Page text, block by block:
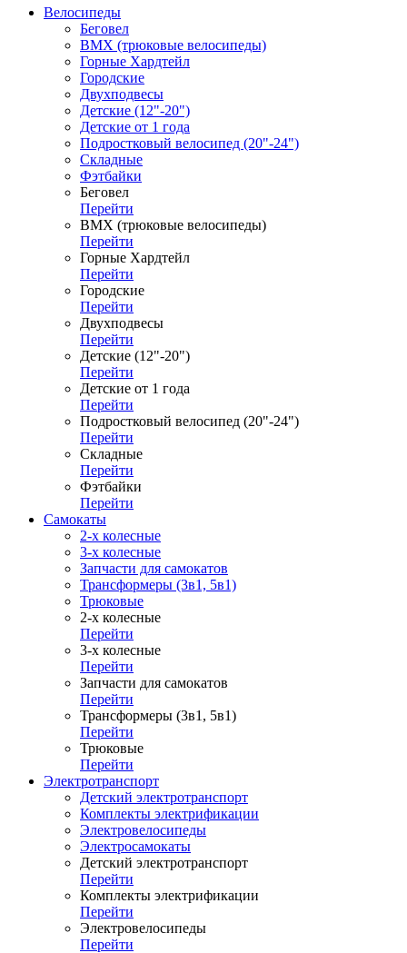
Велосипеды
Беговел
ВМХ (трюковые велосипеды)
Горные Хардтейл
Городские
Двухподвесы
Детские (12"-20")
Детские от 1 года
Подростковый велосипед (20"-24")
Складные
Фэтбайки
Беговел
Перейти
ВМХ (трюковые велосипеды)
Перейти
Горные Хардтейл
Перейти
Городские
Перейти
Двухподвесы
Перейти
Детские (12"-20")
Перейти
Детские от 1 года
Перейти
Подростковый велосипед (20"-24")
Перейти
Складные
Перейти
Фэтбайки
Перейти
Самокаты
2-х колесные
3-х колесные
Запчасти для самокатов
Трансформеры (3в1, 5в1)
Трюковые
2-х колесные
Перейти
3-х колесные
Перейти
Запчасти для самокатов
Перейти
Трансформеры (3в1, 5в1)
Перейти
Трюковые
Перейти
Электротранспорт
Детский электротранспорт
Комплекты электрификации
Электровелосипеды
Электросамокаты
Детский электротранспорт
Перейти
Комплекты электрификации
Перейти
Электровелосипеды
Перейти